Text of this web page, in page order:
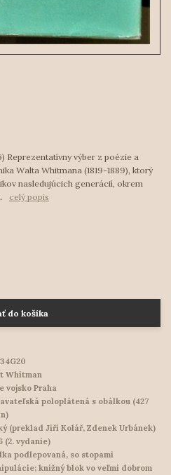
Reprezentatívny výber z poézie a
Walta Whitmana (1819-1889), ktorý
nasledujúcich generácií, okrem
celý popis
do košíka
Whitman
vojsko Praha
poloplátená s obálkou (427
(preklad Jiří Kolář, Zdenek Urbánek)
(2. vydanie)
podlepovaná, so stopami
knižný blok vo veľmi dobrom